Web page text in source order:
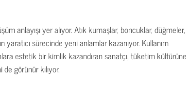
anlayışı yer alıyor. Atık kumaşlar, boncuklar, düğmeler,
sürecinde yeni anlamlar kazanıyor. Kullanım
estetik bir kimlik kazandıran sanatçı, tüketim kültürüne
görünür kılıyor.